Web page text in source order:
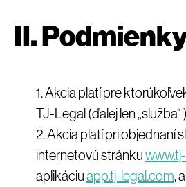
II.
Akcia platí pre
TJ-Legal (ďalej len „služba“
Akcia platí pri objednaní
internetovú stránku
aplikáciuapp.tj-legal.com,